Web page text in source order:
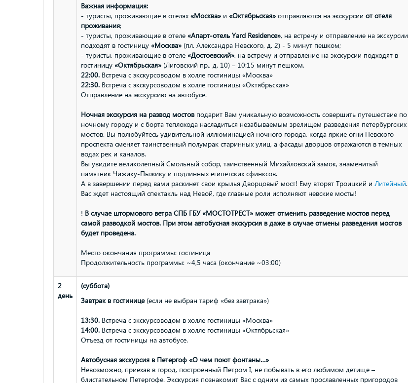
Важная информация:
- туристы, проживающие в отелях «Москва» и «Октябрьская» отправляются на экскурсии от отеля
проживания;
- туристы, проживающие в отеле «Апарт-отель Yard Residence», на встречу и отправление на экскурсии
подходят в гостиницу «Москва» (пл. Александра Невского, д. 2) - 5 минут пешком;
- туристы, проживающие в отеле «Достоевский», на встречу и отправление на экскурсии подходят в
гостиницу «Октябрьская» (Лиговский пр., д. 10) – 10:15 минут пешком.
22:00. Встреча с экскурсоводом в холле гостиницы «Москва»
22:30. Встреча с экскурсоводом в холле гостиницы «Октябрьская»
Отправление на экскурсию на автобусе.
Ночная экскурсия на развод мостовподарит Вам уникальную возможность совершить путешествие по
ночному городу и с борта теплохода насладиться незабываемым зрелищем разведения петербургских
мостов. Вы полюбуйтесь удивительной иллюминацией ночного города, когда яркие огни Невского
проспекта сменяет таинственный полумрак старинных улиц, а фасады дворцов отражаются в темных
водах рек и каналов.
Вы увидите великолепный Смольный собор, таинственный Михайловский замок, знаменитый
памятник Чижику-Пыжику и подлинных египетских сфинксов.
А в завершении перед вами раскинет свои крылья Дворцовый мост! Ему вторят Троицкий и Литейный.
Вас ждет настоящий спектакль над Невой, где главные роли исполняют невские мосты!
! В случае штормового ветра СПБ ГБУ «МОСТОТРЕСТ» может отменить разведение мостов перед
самой разводкой мостов. При этом автобусная экскурсия в даже в случае отмены разведения мостов
будет проведена.
Место окончания программы: гостиница
Продолжительность программы: ~4,5 часа (окончание ~03:00)
2
день
(суббота)
Завтрак в гостинице(если не выбран тариф «без завтрака»)
13:30. Встреча с экскурсоводом в холле гостиницы «Москва»
14:00. Встреча с экскурсоводом в холле гостиницы «Октябрьская»
Отъезд от гостиницы на автобусе.
Автобусная экскурсия в Петергоф «О чем поют фонтаны…»
Невозможно, приехав в город, построенный Петром I, не побывать в его любимом детище –
блистательном Петергофе. Экскурсия познакомит Вас с одним из самых прославленных пригородов